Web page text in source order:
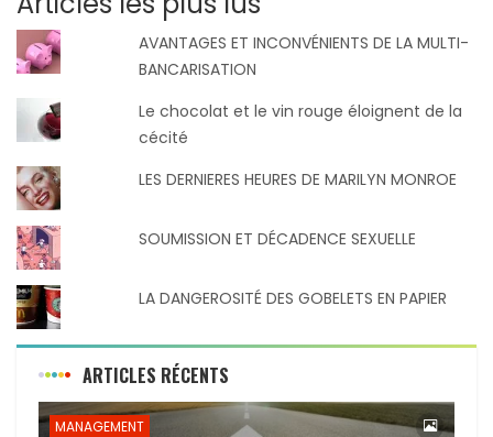
AVANTAGES ET INCONVÉNIENTS DE LA MULTI-
BANCARISATION
Le chocolat et le vin rouge éloignent de la
cécité
LES DERNIERES HEURES DE MARILYN MONROE
SOUMISSION ET DÉCADENCE SEXUELLE
LA DANGEROSITÉ DES GOBELETS EN PAPIER
ARTICLES RÉCENTS
MANAGEMENT